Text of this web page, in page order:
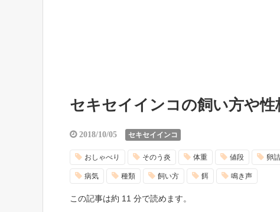
セキセイインコの飼い方や
2018/10/05 セキセイインコ
おしゃべり そのう炎 体重 値段 卵
病気 種類 飼い方 餌 鳴き声
この記事は約 11 分で読めます。